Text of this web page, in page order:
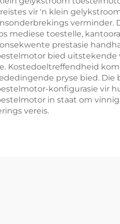
vir 'n klein
verminder.
mediese toestelle,
prestasie
bied uitstekende
Kostedoeltreffendheid
pryse bied.
konfigurasie vir
in staat om
vereis.